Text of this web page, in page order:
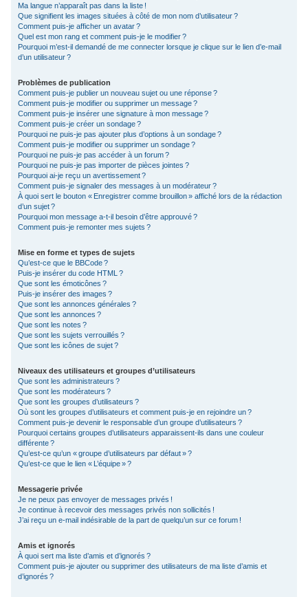
Ma langue n’apparaît pas dans la liste !
Que signifient les images situées à côté de mon nom d’utilisateur ?
Comment puis-je afficher un avatar ?
Quel est mon rang et comment puis-je le modifier ?
Pourquoi m’est-il demandé de me connecter lorsque je clique sur le lien d’e-mail
d’un utilisateur ?
Problèmes de publication
Comment puis-je publier un nouveau sujet ou une réponse ?
Comment puis-je modifier ou supprimer un message ?
Comment puis-je insérer une signature à mon message ?
Comment puis-je créer un sondage ?
Pourquoi ne puis-je pas ajouter plus d’options à un sondage ?
Comment puis-je modifier ou supprimer un sondage ?
Pourquoi ne puis-je pas accéder à un forum ?
Pourquoi ne puis-je pas importer de pièces jointes ?
Pourquoi ai-je reçu un avertissement ?
Comment puis-je signaler des messages à un modérateur ?
À quoi sert le bouton « Enregistrer comme brouillon » affiché lors de la rédaction
d’un sujet ?
Pourquoi mon message a-t-il besoin d’être approuvé ?
Comment puis-je remonter mes sujets ?
Mise en forme et types de sujets
Qu’est-ce que le BBCode ?
Puis-je insérer du code HTML ?
Que sont les émoticônes ?
Puis-je insérer des images ?
Que sont les annonces générales ?
Que sont les annonces ?
Que sont les notes ?
Que sont les sujets verrouillés ?
Que sont les icônes de sujet ?
Niveaux des utilisateurs et groupes d’utilisateurs
Que sont les administrateurs ?
Que sont les modérateurs ?
Que sont les groupes d’utilisateurs ?
Où sont les groupes d’utilisateurs et comment puis-je en rejoindre un ?
Comment puis-je devenir le responsable d’un groupe d’utilisateurs ?
Pourquoi certains groupes d’utilisateurs apparaissent-ils dans une couleur
différente ?
Qu’est-ce qu’un « groupe d’utilisateurs par défaut » ?
Qu’est-ce que le lien « L’équipe » ?
Messagerie privée
Je ne peux pas envoyer de messages privés !
Je continue à recevoir des messages privés non sollicités !
J’ai reçu un e-mail indésirable de la part de quelqu’un sur ce forum !
Amis et ignorés
À quoi sert ma liste d’amis et d’ignorés ?
Comment puis-je ajouter ou supprimer des utilisateurs de ma liste d’amis et
d’ignorés ?